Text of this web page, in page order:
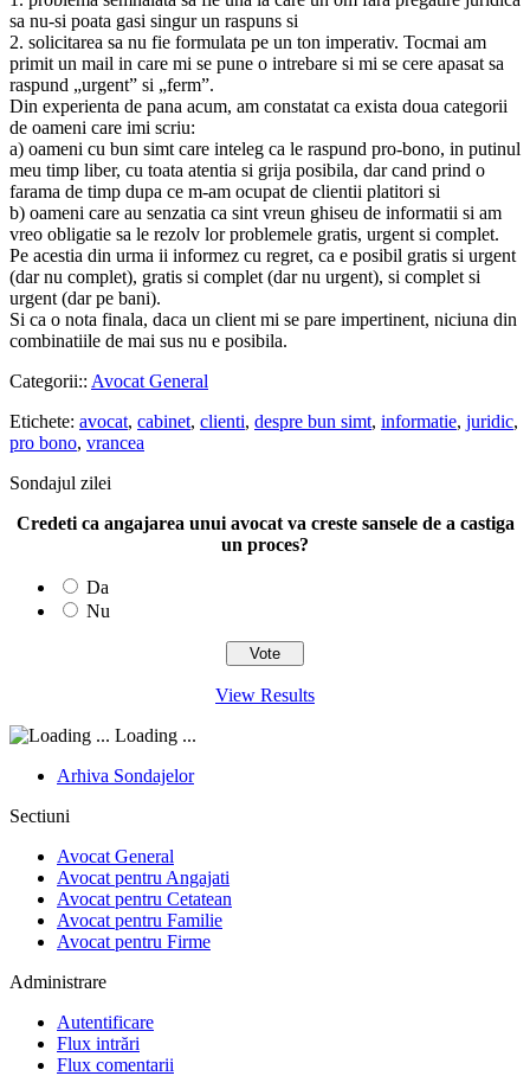
sa nu-si poata gasi singur un raspuns si
2. solicitarea sa nu fie formulata pe un ton imperativ. Tocmai am
primit un mail in care mi se pune o intrebare si mi se cere apasat sa
raspund „urgent” si „ferm”.
Din experienta de pana acum, am constatat ca exista doua categorii
de oameni care imi scriu:
a) oameni cu bun simt care inteleg ca le raspund pro-bono, in putinul
meu timp liber, cu toata atentia si grija posibila, dar cand prind o
farama de timp dupa ce m-am ocupat de clientii platitori si
b) oameni care au senzatia ca sint vreun ghiseu de informatii si am
vreo obligatie sa le rezolv lor problemele gratis, urgent si complet.
Pe acestia din urma ii informez cu regret, ca e posibil gratis si urgent
(dar nu complet), gratis si complet (dar nu urgent), si complet si
urgent (dar pe bani).
Si ca o nota finala, daca un client mi se pare impertinent, niciuna din
combinatiile de mai sus nu e posibila.
Categorii:: Avocat General
Etichete: avocat, cabinet, clienti, despre bun simt, informatie, juridic,
pro bono, vrancea
Sondajul zilei
Credeti ca angajarea unui avocat va creste sansele de a castiga
un proces?
Da
Nu
View Results
Loading ...
Arhiva Sondajelor
Sectiuni
Avocat General
Avocat pentru Angajati
Avocat pentru Cetatean
Avocat pentru Familie
Avocat pentru Firme
Administrare
Autentificare
Flux intrări
Flux comentarii